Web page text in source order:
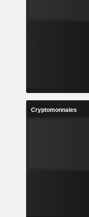
Cryptomonnaies